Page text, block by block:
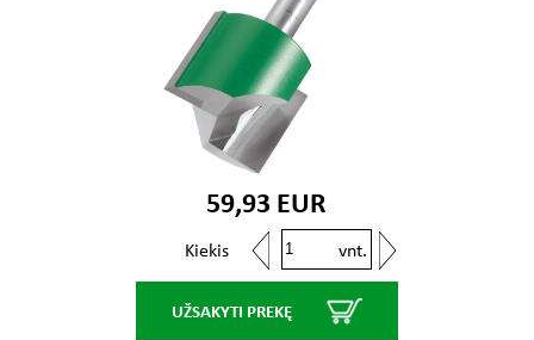
59,93 EUR
Kiekis vnt.
UŽSAKYTI PREKĘ